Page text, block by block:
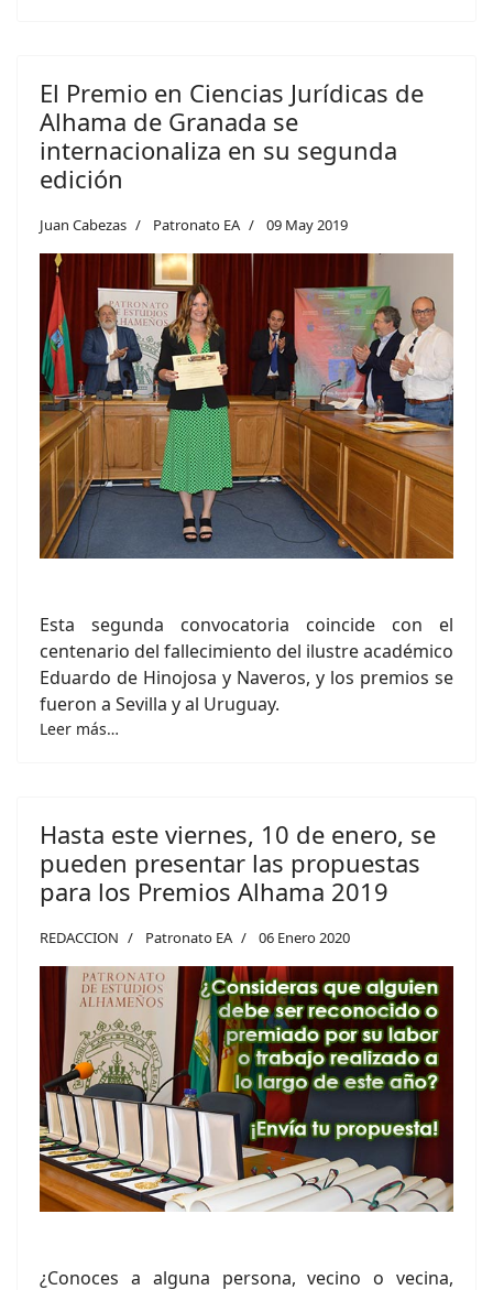
El Premio en Ciencias Jurídicas de
Alhama de Granada se
internacionaliza en su segunda
edición
Juan Cabezas Patronato EA 09 May 2019
Esta segunda convocatoria coincide con el
centenario del fallecimiento del ilustre académico
Eduardo de Hinojosa y Naveros, y los premios se
fueron a Sevilla y al Uruguay.
Leer más…
Hasta este viernes, 10 de enero, se
pueden presentar las propuestas
para los Premios Alhama 2019
REDACCION Patronato EA 06 Enero 2020
¿Conoces a alguna persona, vecino o vecina,